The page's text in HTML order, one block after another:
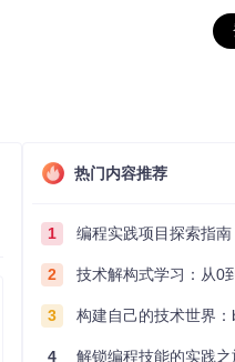
热门内容推荐
1 编程实践项目探索指南：从零
2 技术解构式学习：从0到1构建
3 构建自己的技术世界：build-your-own-
4 解锁编程技能的实践之旅：从零